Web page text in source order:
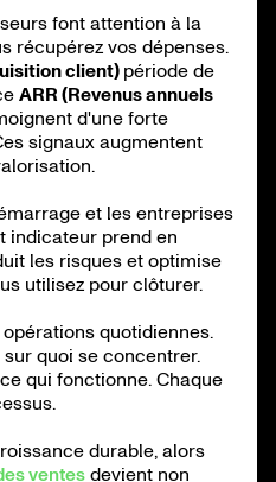
font attention à la
récupérez vos dépenses.
client) période de
ARR (Revenus annuels
d'une forte
signaux augmentent
et les entreprises
indicateur prend en
les risques et optimise
utilisez pour clôturer.
quotidiennes.
quoi se concentrer.
qui fonctionne. Chaque
durable, alors
ventes devient non